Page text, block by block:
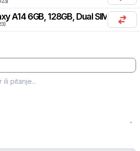
A14 6GB, 128GB, Dual SIM
)